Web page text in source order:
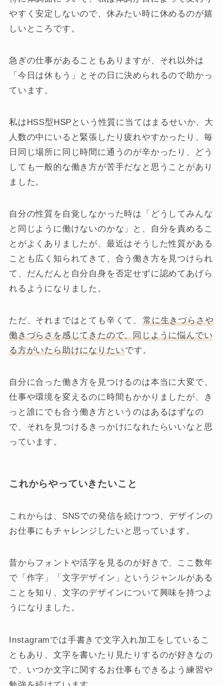
やすく安定しないので、休みたい時に休めるのが嬉
しいところです。
急ぎの仕事があることもありますが、それ以外は
「今日は休もう」とその日に決められるので助かっ
ています。
私はHSS型HSPという性質に当てはまるせいか、大
人数の中にいると緊張したり疲れやすかったり、毎
日同じ場所に同じ時間に通うのが辛かったり、どう
しても一般的な働き方が苦手だなと思うことがあり
ました。
自分の性質を自覚しなかった時は「どうしてみんな
と同じように働けないのかな」と、自分を責めるこ
とがよくありましたが、最近はそうした性質がある
ことも広く知られてきて、合う働き方を見つけられ
て、だんだんと自分自身を否定せずに認めてあげら
れるようになりました。
ただ、それまではとても辛くて、常に生きづらさや
働きづらさを感じてきたので、同じように悩んでい
る方がいたら助けになりたいです。
自分に合った働き方を見つけるのは本当に大変で、
仕事や環境を変えるのに時間もかかりましたが、き
っと誰にでも合う働き方というのはあるはずなの
で、それを見つけるきっかけになれたらいいなと思
っています。
これからやっていきたいこと
これからは、SNSでの発信を続けつつ、デザインの
お仕事にもチャレンジしたいと思っています。
昔からフォントや活字を見るのが好きで、ここ数年
で「作字」「文字デザイン」というジャンルがある
ことを知り、文字のデザインについて興味を持つよ
うになりました。
Instagramでは手書きで文字入れ加工をしているこ
ともあり、文字を書いたり見たりするのが好きなの
で、いつか文字に関するお仕事もできるよう練習や